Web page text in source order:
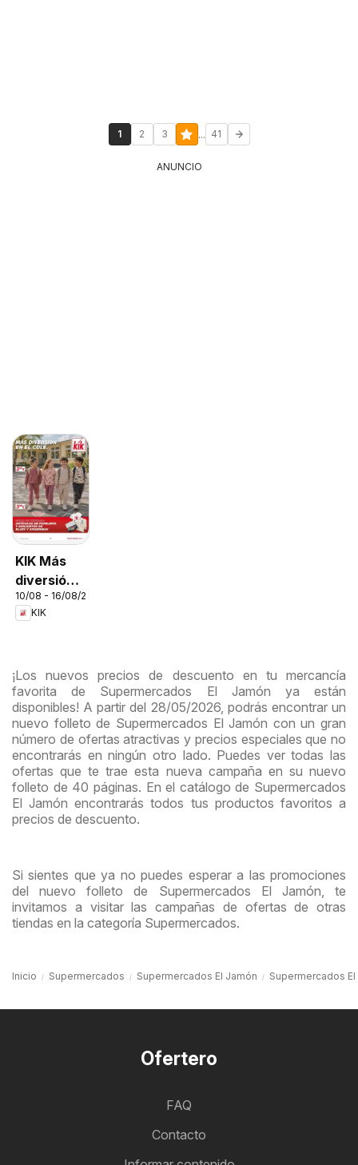
1 2 3 ... 41
ANUNCIO
KIK Más
diversión
en el cole
10/08 - 16/08/2026
KIK
¡Los nuevos precios de descuento en tu mercancía
favorita de Supermercados El Jamón ya están
disponibles! A partir del 28/05/2026, podrás encontrar un
nuevo folleto de Supermercados El Jamón con un gran
número de ofertas atractivas y precios especiales que no
encontrarás en ningún otro lado. Puedes ver todas las
ofertas que te trae esta nueva campaña en su nuevo
folleto de 40 páginas. En el catálogo de Supermercados
El Jamón encontrarás todos tus productos favoritos a
precios de descuento.
Si sientes que ya no puedes esperar a las promociones
del nuevo folleto de Supermercados El Jamón, te
invitamos a visitar las campañas de ofertas de otras
tiendas en la categoría Supermercados.
Inicio Supermercados Supermercados El Jamón Supermercados
Ofertero
FAQ
Contacto